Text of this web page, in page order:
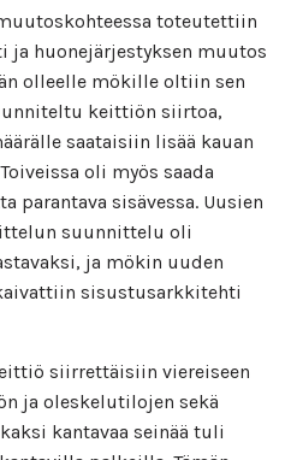
toteutettiin
huonejärjestyksen muutos
olleelle mökille oltiin sen
keittiön siirtoa,
saataisiin lisää kauan
oli myös saada
parantava sisävessa. Uusien
suunnittelu oli
ja mökin uuden
sisustusarkkitehti
siirrettäisiin viereiseen
ja oleskelutilojen sekä
kantavaa seinää tuli